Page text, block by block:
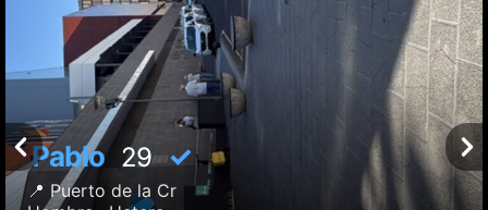
Pablo 29✓
📍 Puerto de la Cr